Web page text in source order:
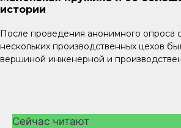
истории
После проведения анонимного опроса
нескольких производственных цехов
вершиной инженерной и
Сейчас читают